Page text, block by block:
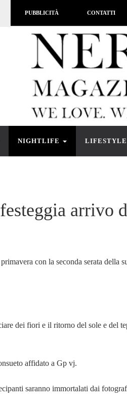
PUBBLICITÀ CONTATTI
NIGHTLIFE LIFESTYLE
arrivo
con la seconda serata
dei fiori e il ritorno del sole e del
affidato a Gp vj.
saranno immortalati dai